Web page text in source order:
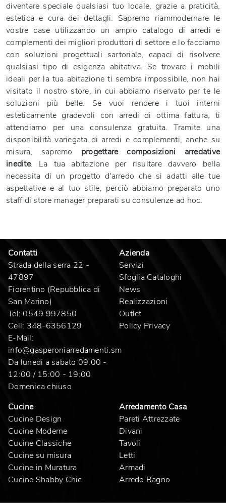
diventare speciale qualsiasi tuo locale, grazie a praticità,
estetica e cura dei dettagli. Sapremo riammodernare le
vostre case utilizzando un ampio catalogo di arredi e
complementi dei migliori produttori di settore e lo facciamo
con soluzioni progettuali sartoriale, capaci di risolvere
qualsiasi tipo di esigenza abitativa. Se trovare i mobili
ideali per la tua abitazione ti sembra impossibile, non hai
visitato il nostro store, in cui abbiamo riservato per te le
soluzioni più belle. Se vuoi rendere i tuoi interni
esteticamente gradevoli con arredi di ottima fattura, ti
attendiamo per una consulenza gratuita. Tramite una
disponibilità variegata di arredi e complementi, anche su
misura, sapremo progettare composizioni arredative
inedite. La tua abitazione per risultare davvero bella
necessita di un progetto d'arredo che si adatti alle tue
aspettative e al tuo stile, perciò abbiamo preparato uno
staff di store manager preparati su consulenze ad hoc.
Contatti
Strada della serra 22 -
47897
Fiorentino (Repubblica di
San Marino)
Tel: 0549 997850
Cell: 348-6356129
E-Mail:
info@gasperoniarredamenti.sm
Da lunedi a sabato 09:00 -
12:00 / 15:00 - 19:00
Domenica chiuso
Azienda
Servizi
Sfoglia Cataloghi
News
Realizzazioni
Outlet
Policy Privacy
Cucine
Cucine Design
Cucine Moderne
Cucine Classiche
Cucine su misura
Cucine in Muratura
Cucine Shabby Chic
Arredamento Casa
Pareti Attrezzate
Divani
Tavoli
Letti
Armadi
Arredo Bagno